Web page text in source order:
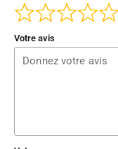
Votre avis